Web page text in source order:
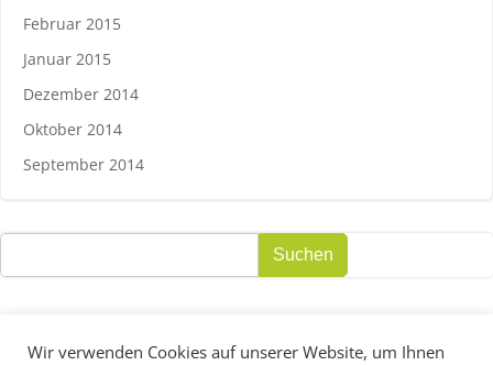
Februar 2015
Januar 2015
Dezember 2014
Oktober 2014
September 2014
Suchen Suchen
Wir verwenden Cookies auf unserer Website, um Ihnen